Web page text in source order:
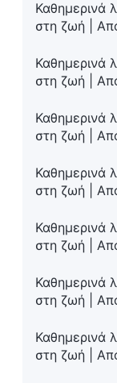
Καθημερινά
στη ζωή |
Καθημερινά
στη ζωή |
Καθημερινά
στη ζωή |
Καθημερινά
στη ζωή |
Καθημερινά
στη ζωή |
Καθημερινά
στη ζωή |
Καθημερινά
στη ζωή |